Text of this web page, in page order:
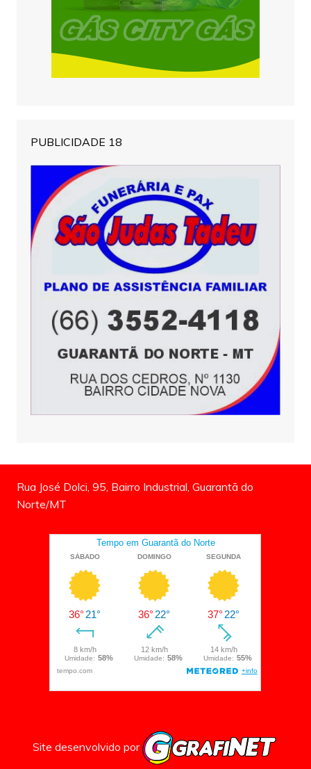
PUBLICIDADE 18
Rua José Dolci, 95, Bairro Industrial, Guarantã do
Norte/MT
Site desenvolvido por